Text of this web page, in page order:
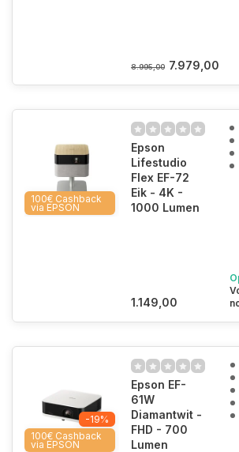
8.995,00 7.979,00
100€ Cashback
via EPSON
Epson
Lifestudio
Flex EF-72
Eik - 4K -
1000 Lumen
1.149,00
-19%
100€ Cashback
via EPSON
Epson EF-
61W
Diamantwit -
FHD - 700
Lumen